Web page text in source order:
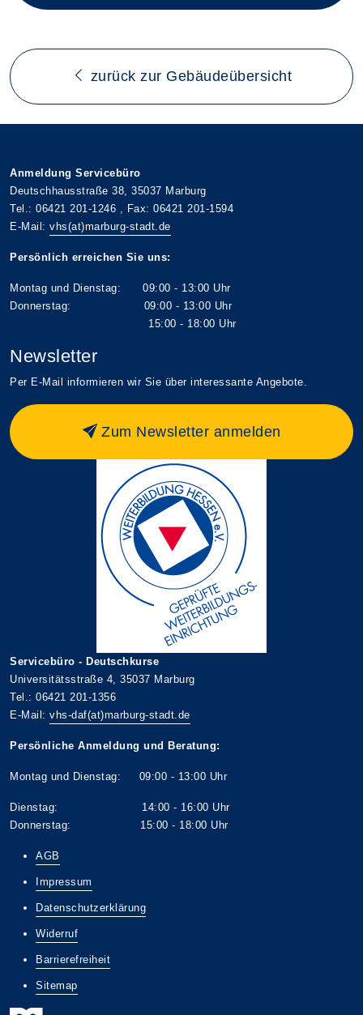
zurück zur Gebäudeübersicht
Anmeldung Servicebüro
Deutschhausstraße 38, 35037 Marburg
Tel.: 06421 201-1246 , Fax: 06421 201-1594
E-Mail: vhs(at)marburg-stadt.de
Persönlich erreichen Sie uns:
Montag und Dienstag: 09:00 - 13:00 Uhr
Donnerstag: 09:00 - 13:00 Uhr
15:00 - 18:00 Uhr
Newsletter
Per E-Mail informieren wir Sie über interessante Angebote.
Zum Newsletter anmelden
Servicebüro - Deutschkurse
Universitätsstraße 4, 35037 Marburg
Tel.: 06421 201-1356
E-Mail: vhs-daf(at)marburg-stadt.de
Persönliche Anmeldung und Beratung:
Montag und Dienstag: 09:00 - 13:00 Uhr
Dienstag: 14:00 - 16:00 Uhr
Donnerstag: 15:00 - 18:00 Uhr
AGB
Impressum
Datenschutzerklärung
Widerruf
Barrierefreiheit
Sitemap